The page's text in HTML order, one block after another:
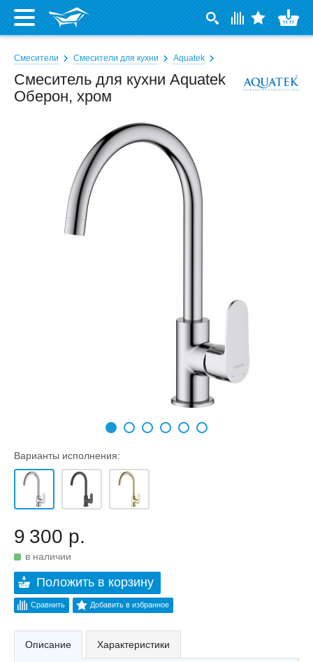
Смесители Смесители для кухни Aquatek
Смеситель для кухни Aquatek
Оберон, хром
Варианты исполнения:
9 300 р.
в наличии
Положить в корзину
Сравнить Добавить в избранное
Описание Характеристики